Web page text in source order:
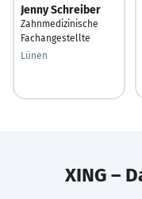
Jenny Schreiber
Zahnmedizinische
Fachangestellte
Lünen
XING –